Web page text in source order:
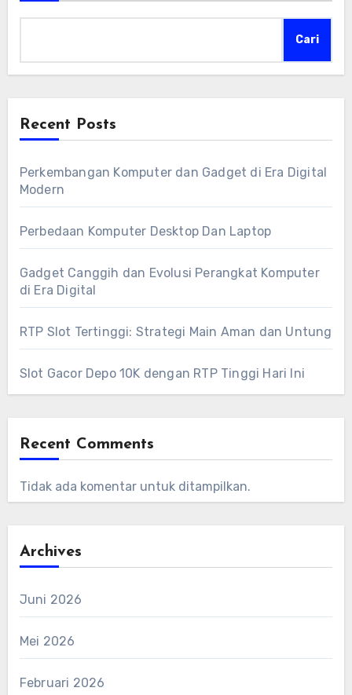
Cari
Recent Posts
Perkembangan Komputer dan Gadget di Era Digital
Modern
Perbedaan Komputer Desktop Dan Laptop
Gadget Canggih dan Evolusi Perangkat Komputer
di Era Digital
RTP Slot Tertinggi: Strategi Main Aman dan Untung
Slot Gacor Depo 10K dengan RTP Tinggi Hari Ini
Recent Comments
Tidak ada komentar untuk ditampilkan.
Archives
Juni 2026
Mei 2026
Februari 2026